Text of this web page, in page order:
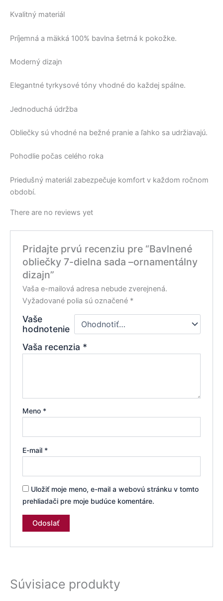
Kvalitný materiál
Príjemná a mäkká 100% bavlna šetrná k pokožke.
Moderný dizajn
Elegantné tyrkysové tóny vhodné do každej spálne.
Jednoduchá údržba
Obliečky sú vhodné na bežné pranie a ľahko sa udržiavajú.
Pohodlie počas celého roka
Priedušný materiál zabezpečuje komfort v každom ročnom
období.
There are no reviews yet
Pridajte prvú recenziu pre “Bavlnené
obliečky 7-dielna sada –ornamentálny
dizajn”
Vaša e-mailová adresa nebude zverejnená.
Vyžadované polia sú označené *
Vaše
hodnotenie
Vaša recenzia *
Meno *
E-mail *
Uložiť moje meno, e-mail a webovú stránku v tomto
prehliadači pre moje budúce komentáre.
Súvisiace produkty